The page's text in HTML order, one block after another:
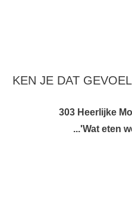
KEN JE DAT
303 Heerlijke
...'Wat eten